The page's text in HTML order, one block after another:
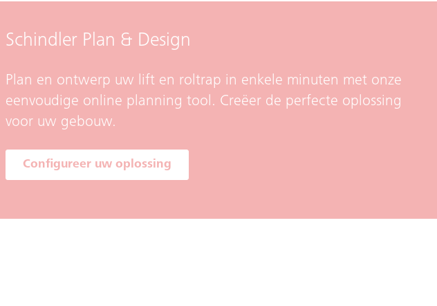
Schindler Plan & Design
Plan en ontwerp uw lift en roltrap in enkele minuten met onze
eenvoudige online planning tool. Creëer de perfecte oplossing
voor uw gebouw.
Configureer uw oplossing